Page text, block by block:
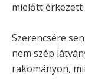
mielőtt érkezett
Szerencsére
nem szép
rakományon,